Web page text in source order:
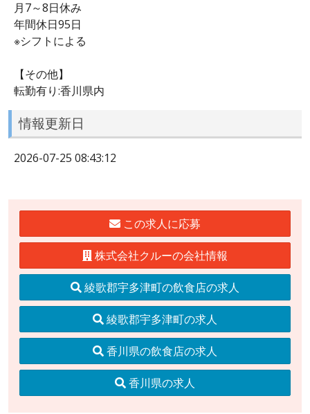
月7～8日休み
年間休日95日
※シフトによる
【その他】
転勤有り:香川県内
情報更新日
2026-07-25 08:43:12
この求人に応募
株式会社クルーの会社情報
綾歌郡宇多津町の飲食店の求人
綾歌郡宇多津町の求人
香川県の飲食店の求人
香川県の求人